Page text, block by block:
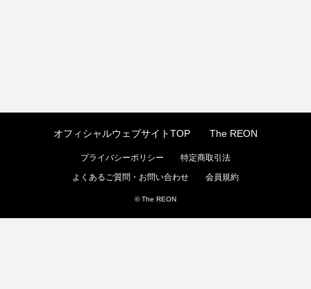
オフィシャルウェブサイトTOP The REON
プライバシーポリシー
特定商取引法
よくあるご質問・お問い合わせ
会員規約
© The REON